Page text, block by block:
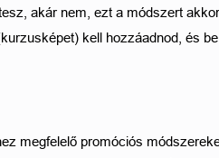
akár nem, ezt a módszert
kell hozzáadnod, és
megfelelő promóciós